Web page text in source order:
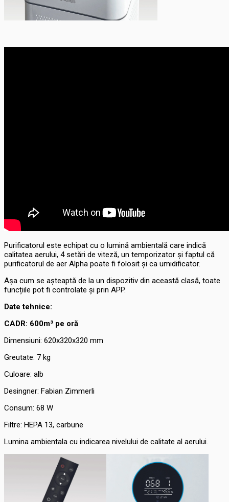
Purificatorul este echipat cu o lumină ambientală care indică
calitatea aerului, 4 setări de viteză, un temporizator și faptul că
purificatorul de aer Alpha poate fi folosit și ca umidificator.
Așa cum se așteaptă de la un dispozitiv din această clasă, toate
funcțiile pot fi controlate și prin APP.
Date tehnice:
CADR: 600m³ pe oră
Dimensiuni: 620x320x320 mm
Greutate: 7 kg
Culoare: alb
Desingner: Fabian Zimmerli
Consum: 68 W
Filtre: HEPA 13, carbune
Lumina ambientala cu indicarea nivelului de calitate al aerului.